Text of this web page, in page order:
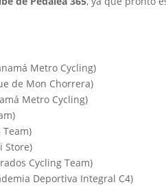
Metro Cycling)
de Mon Chorrera)
Metro Cycling)
Team)
Store)
Cycling Team)
Deportiva Integral C4)